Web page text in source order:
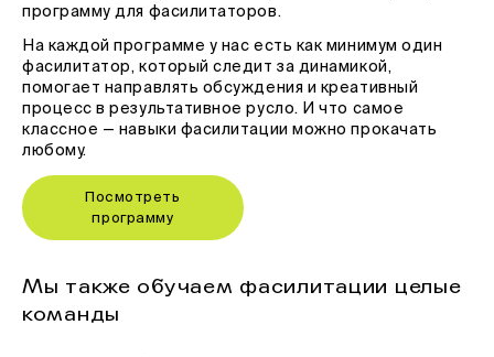
программу для фасилитаторов.
На каждой программе у нас есть как минимум один
фасилитатор, который следит за динамикой,
помогает направлять обсуждения и креативный
процесс в результативное русло. И что самое
классное — навыки фасилитации можно прокачать
любому.
Посмотреть
программу
Мы также обучаем фасилитации целые
команды